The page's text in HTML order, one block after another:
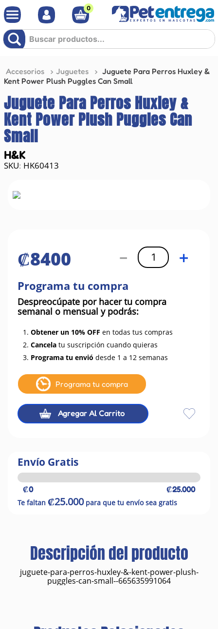
0
Buscar productos...
Accesorios Juguetes
Juguete Para Perros Huxley &
Kent Power Plush Puggles Can Small
Juguete Para Perros Huxley &
Kent Power Plush Puggles Can
Small
H&K
: HK60413
₡8400 ＋
－
Programa tu compra
Despreocúpate por hacer tu compra
semanal o mensual y podrás:
1. Obtener un 10% OFF en todas tus compras
2. Cancela tu suscripción cuando quieras
3. Programa tu envió desde 1 a 12 semanas
Programa tu compra
Agregar Al Carrito
Envío Gratis
₡0 ₡25.000
Te faltan ₡25.000para que tu envío sea gratis
Descripción del producto
juguete-para-perros-huxley-&-kent-power-plush-
puggles-can-small--665635991064